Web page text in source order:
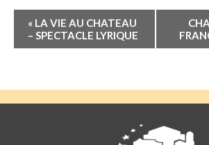
Navigation
Évènement
« LA VIE AU CHATEAU
– SPECTACLE LYRIQUE